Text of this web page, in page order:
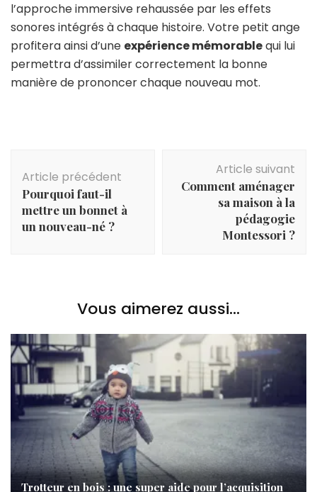
l’approche immersive rehaussée par les effets
sonores intégrés à chaque histoire. Votre petit ange
profitera ainsi d’une expérience mémorablequi lui
permettra d’assimiler correctement la bonne
manière de prononcer chaque nouveau mot.
d'article
Article précédent
Pourquoi faut-il
mettre un bonnet à
un nouveau-né ?
Article suivant
Comment aménager
sa maison à la
pédagogie
Montessori ?
Vous aimerez aussi...
Trotteur en bois : une super aide pour l’acquisition